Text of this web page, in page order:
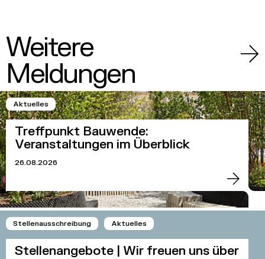
Weitere
Meldungen
Aktuelles
Treffpunkt Bauwende:
Veranstaltungen im Überblick
26.08.2026
Stellenausschreibung Aktuelles
Stellenangebote | Wir freuen uns über